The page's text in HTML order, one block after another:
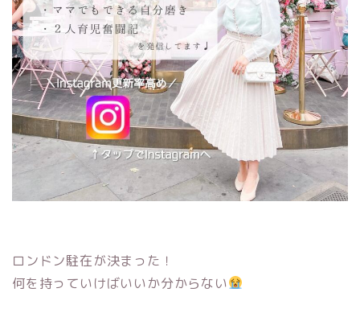
ロンドン駐在が決まった！
何を持っていけばいいか分からない